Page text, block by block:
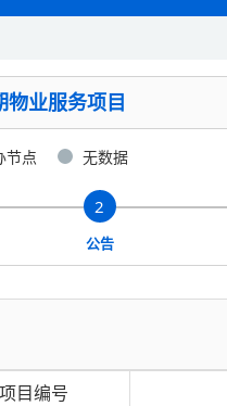
物业服务项目
节点 无数据
2
公告
项目编号